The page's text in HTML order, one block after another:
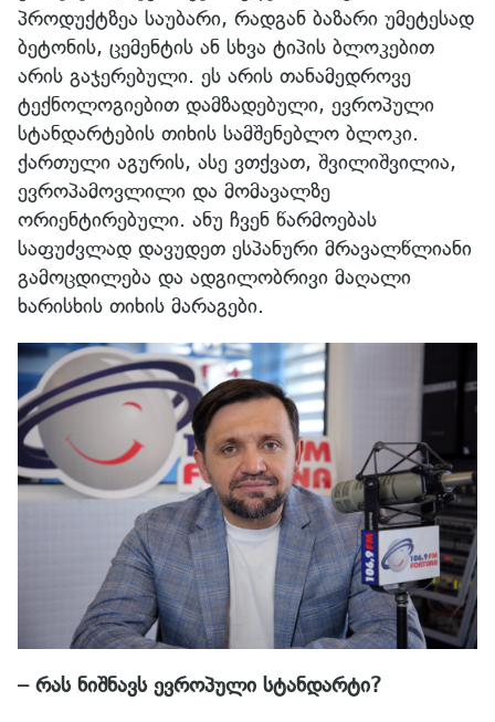
პროდუქტზეა საუბარი, რადგან ბაზარი უმეტესად
ბეტონის, ცემენტის ან სხვა ტიპის ბლოკებით
არის გაჯერებული. ეს არის თანამედროვე
ტექნოლოგიებით დამზადებული, ევროპული
სტანდარტების თიხის სამშენებლო ბლოკი.
ქართული აგურის, ასე ვთქვათ, შვილიშვილია,
ევროპამოვლილი და მომავალზე
ორიენტირებული. ანუ ჩვენ წარმოებას
საფუძვლად დავუდეთ ესპანური მრავალწლიანი
გამოცდილება და ადგილობრივი მაღალი
ხარისხის თიხის მარაგები.
– რას ნიშნავს ევროპული სტანდარტი?